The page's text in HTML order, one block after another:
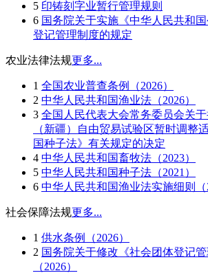
5 印铸刻字业暂行管理规则
6 国务院关于实施《中华人民共和
登记管理制度的规定
农业法律法规更多...
1 全国农业普查条例（2026）
2 中华人民共和国渔业法（2026）
3 全国人民代表大会常务委员会关
（新疆）自由贸易试验区暂时调整
国种子法》有关规定的决定
4 中华人民共和国畜牧法（2023）
5 中华人民共和国种子法（2021）
6 中华人民共和国渔业法实施细则（
社会保障法规更多...
1 供水条例（2026）
2 国务院关于修改《社会团体登记
（2026）